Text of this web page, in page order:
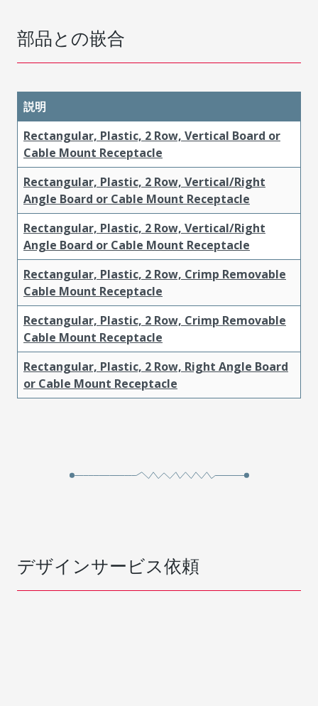
部品との嵌合
説明
Rectangular, Plastic, 2 Row, Vertical Board or
Cable Mount Receptacle
Rectangular, Plastic, 2 Row, Vertical/Right
Angle Board or Cable Mount Receptacle
Rectangular, Plastic, 2 Row, Vertical/Right
Angle Board or Cable Mount Receptacle
Rectangular, Plastic, 2 Row, Crimp Removable
Cable Mount Receptacle
Rectangular, Plastic, 2 Row, Crimp Removable
Cable Mount Receptacle
Rectangular, Plastic, 2 Row, Right Angle Board
or Cable Mount Receptacle
デザインサービス依頼